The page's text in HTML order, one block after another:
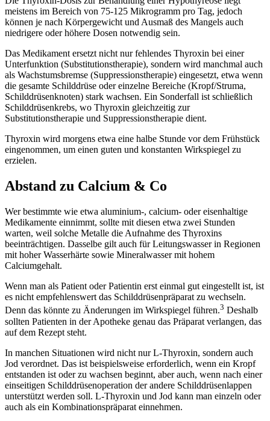
meistens im Bereich von 75-125 Mikrogramm pro Tag, jedoch
können je nach Körpergewicht und Ausmaß des Mangels auch
niedrigere oder höhere Dosen notwendig sein.
Das Medikament ersetzt nicht nur fehlendes Thyroxin bei einer
Unterfunktion (Substitutionstherapie), sondern wird manchmal auch
als Wachstumsbremse (Suppressionstherapie) eingesetzt, etwa wenn
die gesamte Schilddrüse oder einzelne Bereiche (Kropf/Struma,
Schilddrüsenknoten) stark wachsen. Ein Sonderfall ist schließlich
Schilddrüsenkrebs, wo Thyroxin gleichzeitig zur
Substitutionstherapie und Suppressionstherapie dient.
Thyroxin wird morgens etwa eine halbe Stunde vor dem Frühstück
eingenommen, um einen guten und konstanten Wirkspiegel zu
erzielen.
Abstand zu Calcium & Co
Wer bestimmte wie etwa aluminium-, calcium- oder eisenhaltige
Medikamente einnimmt, sollte mit diesen etwa zwei Stunden
warten, weil solche Metalle die Aufnahme des Thyroxins
beeinträchtigen. Dasselbe gilt auch für Leitungswasser in Regionen
mit hoher Wasserhärte sowie Mineralwasser mit hohem
Calciumgehalt.
Wenn man als Patient oder Patientin erst einmal gut eingestellt ist, ist
es nicht empfehlenswert das Schilddrüsenpräparat zu wechseln.
Denn das könnte zu Änderungen im Wirkspiegel führen.3 Deshalb
sollten Patienten in der Apotheke genau das Präparat verlangen, das
auf dem Rezept steht.
In manchen Situationen wird nicht nur L-Thyroxin, sondern auch
Jod verordnet. Das ist beispielsweise erforderlich, wenn ein Kropf
entstanden ist oder zu wachsen beginnt, aber auch, wenn nach einer
einseitigen Schilddrüsenoperation der andere Schilddrüsenlappen
unterstützt werden soll. L-Thyroxin und Jod kann man einzeln oder
auch als ein Kombinationspräparat einnehmen.